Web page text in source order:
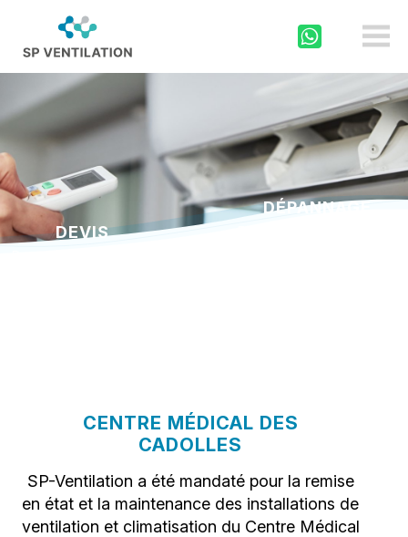
DEVIS
DÉPANNAGE
CENTRE MÉDICAL DES
CADOLLES
SP-Ventilation a été mandaté pour la remise
en état et la maintenance des installations de
ventilation et climatisation du Centre Médical